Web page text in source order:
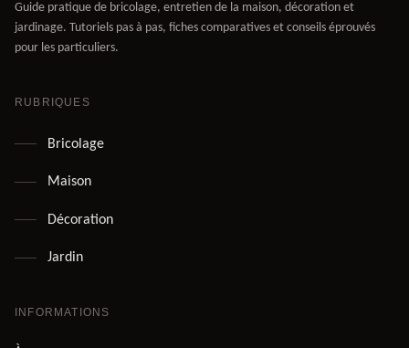
Guide pratique de bricolage, entretien de la maison, décoration et
jardinage. Tutoriels pas à pas, fiches comparatives et conseils éprouvés
pour les particuliers.
RUBRIQUES
Bricolage
Maison
Décoration
Jardin
INFORMATIONS